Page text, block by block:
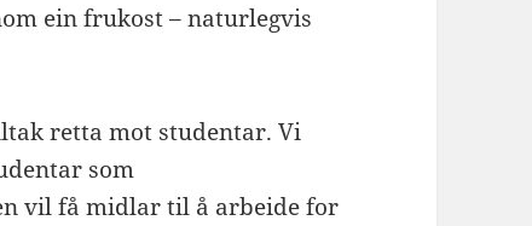
ein frukost – naturlegvis
retta mot studentar. Vi
som
vil få midlar til å arbeide for